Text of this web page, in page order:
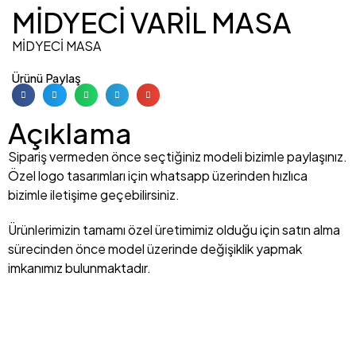
MİDYECİ VARİL MASA
MİDYECİ MASA
Ürünü Paylaş
Açıklama
Sipariş vermeden önce seçtiğiniz modeli bizimle paylaşınız.
Özel logo tasarımları için whatsapp üzerinden hızlıca
bizimle iletişime geçebilirsiniz.
Ürünlerimizin tamamı özel üretimimiz olduğu için satın alma
sürecinden önce model üzerinde değişiklik yapmak
imkanımız bulunmaktadır.